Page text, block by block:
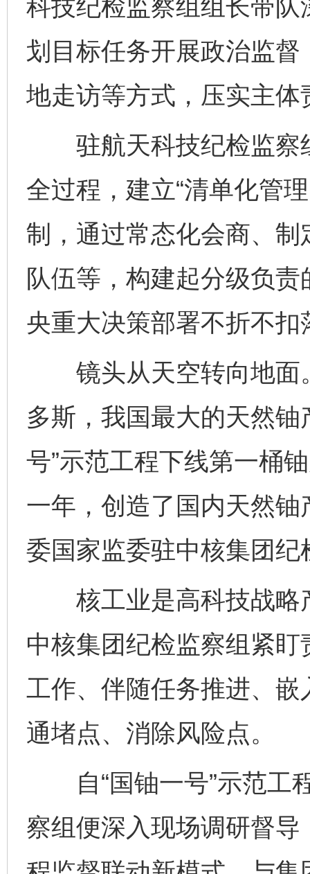
科技纪检监察组组长带队
划目标任务开展政治监
地走访等方式，压实主
驻航天科技纪检监察
全过程，建立“清单化管
制，通过常态化会商、
队伍等，构建起分级负
央重大决策部署不折不扣
镜头从天空转向地面
多斯，我国最大的天然
号”示范工程下线第一桶
一年，创造了国内天然铀
委国家监委驻中核集团
核工业是高科技战略
中核集团纪检监察组紧
工作、伴随任务推进、
通堵点、消除风险点。
自“国铀一号”示范工
察组便深入现场调研督